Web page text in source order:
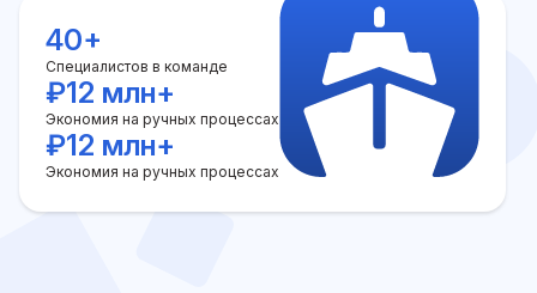
40+
Специалистов в команде
₽12 млн+
Экономия на ручных процессах
₽12 млн+
Экономия на ручных процессах